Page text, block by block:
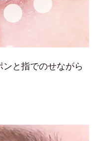
と指でのせながら